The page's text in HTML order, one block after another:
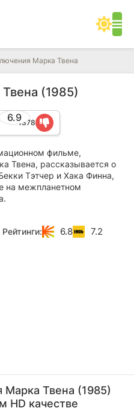
Марка Твена
(1985)
6.91378
фильме,
Твена, рассказывается о
Тэтчер и Хака Финна,
на межпланетном
Рейтинги: 6.8 7.2
(Various, в титр...)
Твена (1985)
HD качестве